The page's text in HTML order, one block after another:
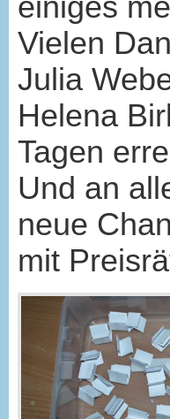
einiges
Vielen
Julia
Helena
Tagen
Und an
neue
mit